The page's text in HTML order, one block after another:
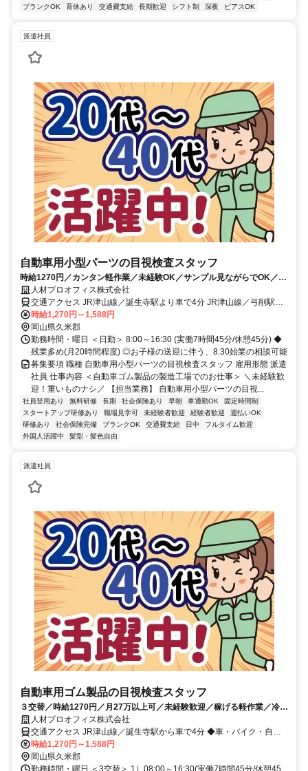
ブランクOK
育休あり 交通費支給 長期歓迎 シフト制 深夜 ピアスOK
派遣社員
自動車用小型パーツの目視検査スタッフ
時給1270円／カンタン軽作業／未経験OK／サンプル見ながらでOK／冷
暖房完備／食堂あり／週払いOK
人材プロオフィス株式会社
交通アクセス JR津山線／誕生寺駅より車で4分 JR津山線／弓削駅よ
り車で5分 ◆車・バイク・自転車通勤OK
時給1,270円～1,588円
岡山県久米郡
勤務時間・曜日 ＜日勤＞ 8:00～16:30 (実働7時間45分/休憩45分) ◆
残業多め(月20時間程度) ◎お子様の送迎に伴う、8:30始業の相談可能
募集要項 職種 自動車用小型パーツの目視検査スタッフ 雇用形態 派遣
社員 仕事内容 ＜自動車ゴム製品の製造工場でのお仕事＞ ＼未経験歓
迎！重いものナシ／ 【担当業務】 自動車用小型パーツの目視...
社員登用あり 無料研修 長期 社会保険あり 早朝 車通勤OK
固定時間制
スタートアップ研修あり
職場見学可 未経験者歓迎 経験者歓迎
週払いOK
研修あり
社会保険完備 ブランクOK 交通費支給 日中
フルタイム歓迎
外国人活躍中
髪型・髪色自由
派遣社員
自動車用ゴム製品の目視検査スタッフ
３交替／時給1270円／月27万以上可／未経験歓迎／稼げる軽作業／冷暖
房完備／土日休み／週払いOK
人材プロオフィス株式会社
交通アクセス JR津山線／誕生寺駅から車で4分 ◆車・バイク・自転
車通勤OK
時給1,270円～1,588円
岡山県久米郡
勤務時間・曜日 ＜3交替＞ 1）08:00～16:30(実働7時間45分/休憩45